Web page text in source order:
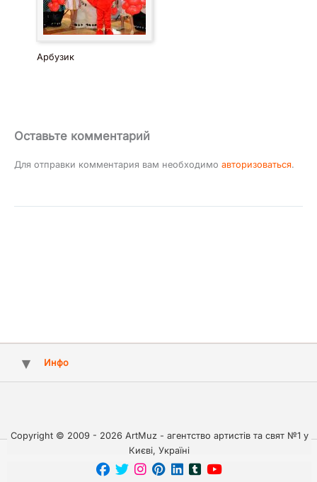
Арбузик
Оставьте комментарий
Для отправки комментария вам необходимо авторизоваться.
Инфо
Copyright © 2009 - 2026 ArtMuz - агентство артистів та свят №1 у
Києві, Україні